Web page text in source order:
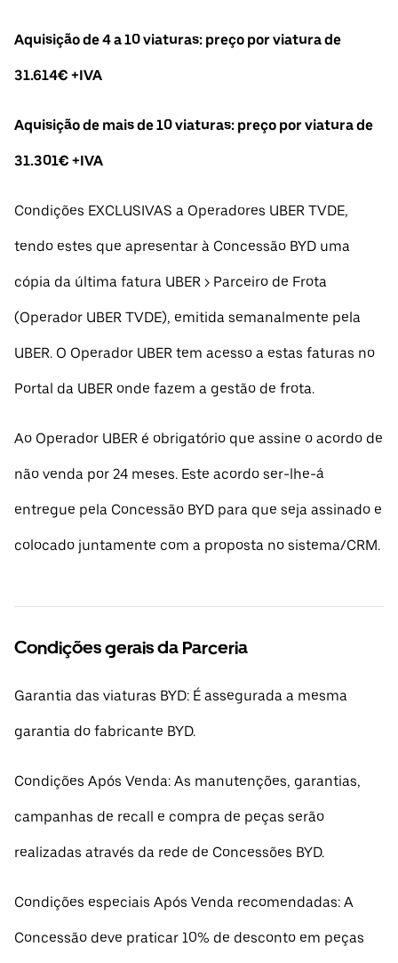
Aquisição de 4 a 10 viaturas: preço por viatura de
31.614€ +IVA
Aquisição de mais de 10 viaturas: preço por viatura de
31.301€ +IVA
Condições EXCLUSIVAS a Operadores UBER TVDE,
tendo estes que apresentar à Concessão BYD uma
cópia da última fatura UBER > Parceiro de Frota
(Operador UBER TVDE), emitida semanalmente pela
UBER. O Operador UBER tem acesso a estas faturas no
Portal da UBER onde fazem a gestão de frota.
Ao Operador UBER é obrigatório que assine o acordo de
não venda por 24 meses. Este acordo ser-lhe-á
entregue pela Concessão BYD para que seja assinado e
colocado juntamente com a proposta no sistema/CRM.
Condições gerais da Parceria
Garantia das viaturas BYD: É assegurada a mesma
garantia do fabricante BYD.
Condições Após Venda: As manutenções, garantias,
campanhas de recall e compra de peças serão
realizadas através da rede de Concessões BYD.
Condições especiais Após Venda recomendadas: A
Concessão deve praticar 10% de desconto em peças